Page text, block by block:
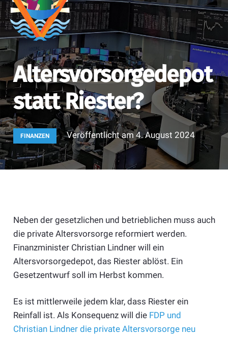
Altersvorsorgedepot
statt Riester?
FINANZEN Veröffentlicht am4. August 2024
Neben der gesetzlichen und betrieblichen muss auch
die private Altersvorsorge reformiert werden.
Finanzminister Christian Lindner will ein
Altersvorsorgedepot, das Riester ablöst. Ein
Gesetzentwurf soll im Herbst kommen.
Es ist mittlerweile jedem klar, dass Riester ein
Reinfall ist. Als Konsequenz will die FDP und
Christian Lindner die private Altersvorsorge neu